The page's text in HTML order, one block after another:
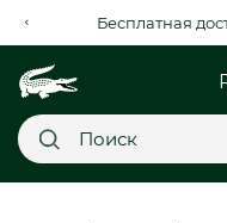
Рассрочка на